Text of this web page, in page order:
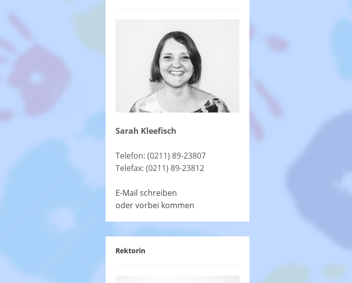
Sarah Kleefisch
Telefon: (0211) 89-23807
Telefax: (0211) 89-23812
E-Mail schreiben
oder vorbei kommen
Rektorin